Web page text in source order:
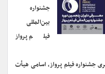
جشنواره
بین‌المللی
فیلم پرواز
جشنواره فیلم پرواز، اسامی هیأت